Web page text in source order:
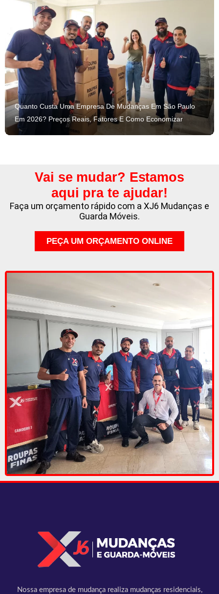
Quanto Custa Uma Empresa De Mudanças Em São Paulo
Em 2026? Preços Reais, Fatores E Como Economizar
Vai se mudar? Estamos
aqui pra te ajudar!
Faça um orçamento rápido com a XJ6 Mudanças e
Guarda Móveis.
PEÇA UM ORÇAMENTO ONLINE
Nossa empresa de mudança realiza mudanças residenciais,